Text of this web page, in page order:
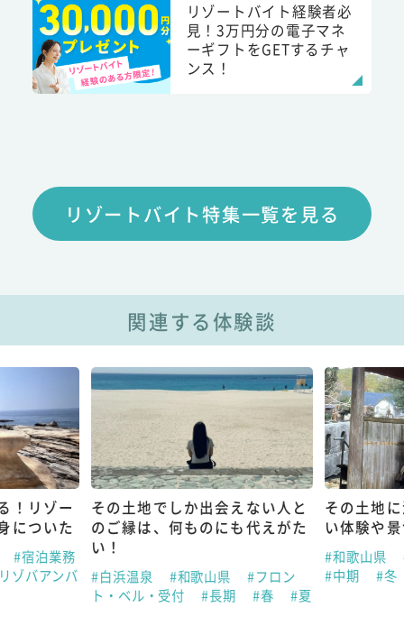
リゾートバイト経験者必
見！3万円分の電子マネ
ーギフトをGETするチャ
ンス！
リゾートバイト特集一覧を見る
関連する体験談
！リゾー
についた
#宿泊業務
ゾバアンバ
その土地でしか出会えない人と
のご縁は、何ものにも代えがた
い！
#白浜温泉 #和歌山県
#フロン
ト・ベル・受付
#長期 #春 #夏
その土地
い体験や
#和歌山県
#中期
#冬